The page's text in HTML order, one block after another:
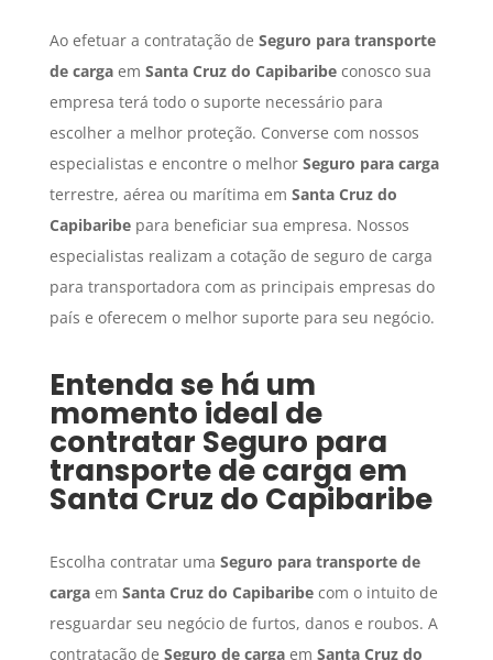
Ao efetuar a contratação de Seguro para transporte
de cargaem Santa Cruz do Capibaribeconosco sua
empresa terá todo o suporte necessário para
escolher a melhor proteção. Converse com nossos
especialistas e encontre o melhor Seguro para carga
terrestre, aérea ou marítima em Santa Cruz do
Capibaribepara beneficiar sua empresa. Nossos
especialistas realizam a cotação de seguro de carga
para transportadora com as principais empresas do
país e oferecem o melhor suporte para seu negócio.
Entenda se há um
momento ideal de
contratar Seguro para
transporte de carga em
Santa Cruz do Capibaribe
Escolha contratar uma Seguro para transporte de
cargaem Santa Cruz do Capibaribecom o intuito de
resguardar seu negócio de furtos, danos e roubos. A
contratação de Seguro de cargaem Santa Cruz do